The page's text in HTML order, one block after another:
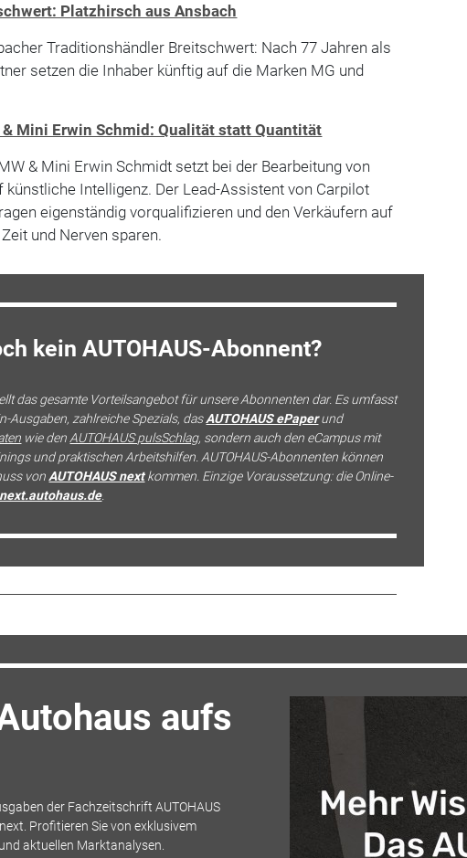
Platzhirsch aus Ansbach
Traditionshändler Breitschwert: Nach 77 Jahren als
setzen die Inhaber künftig auf die Marken MG und
& Mini Erwin Schmid: Qualität statt Quantität
& Mini Erwin Schmidt setzt bei der Bearbeitung von
künstliche Intelligenz. Der Lead-Assistent von Carpilot
eigenständig vorqualifizieren und den Verkäufern auf
und Nerven sparen.
kein AUTOHAUS-Abonnent?
das gesamte Vorteilsangebot für unsere Abonnenten dar. Es umfasst
Ausgaben, zahlreiche Spezials, das AUTOHAUS ePaper und
wie den AUTOHAUS pulsSchlag, sondern auch den eCampus mit
und praktischen Arbeitshilfen. AUTOHAUS-Abonnenten können
von AUTOHAUS next kommen. Einzige Voraussetzung: die Online-
next.autohaus.de.
aufs
der Fachzeitschrift AUTOHAUS
Profitieren Sie von exklusivem
aktuellen Marktanalysen.